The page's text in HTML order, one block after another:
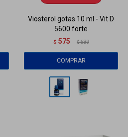
Viosterol gotas 10 ml - Vit D
5600 forte
$ 575 $ 639